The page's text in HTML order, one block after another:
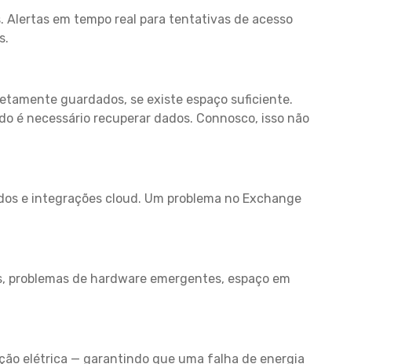
em tempo real para tentativas de acesso
guardados, se existe espaço suficiente.
é necessário recuperar dados. Connosco, isso não
e integrações cloud. Um problema no Exchange
de hardware emergentes, espaço em
elétrica — garantindo que uma falha de energia